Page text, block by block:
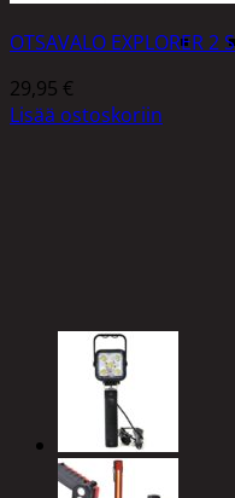
OTSAVALO EXPLORER 2
29,95 €
Lisää ostoskoriin